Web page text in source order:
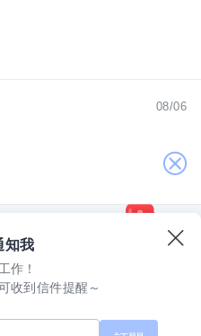
08/06
知我
作！
收到信件提醒～
關
閉
票代碼 5287
許可證字號 2571
週一至週五 09:00 - 18:00